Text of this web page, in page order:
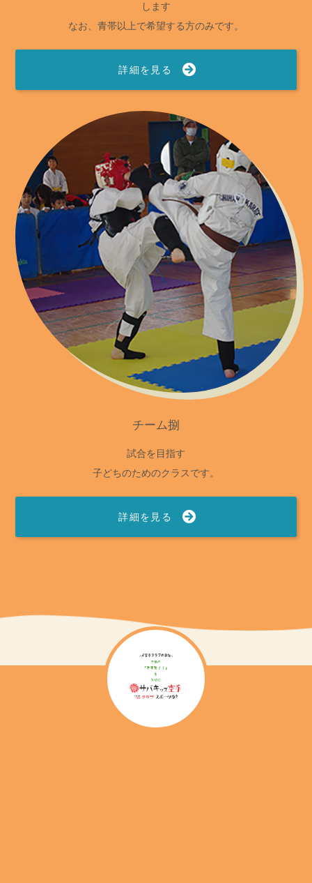
します
なお、青帯以上で希望する方のみです。
詳細を見る
チーム捌
試合を目指す
子どちのためのクラスです。
詳細を見る